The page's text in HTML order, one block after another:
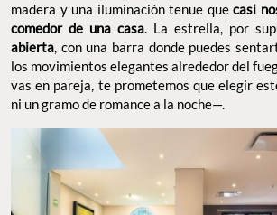
madera y una iluminación tenue quecasi
comedor de una casa. La estrella, por
abierta, con una barra donde puedes
los movimientos elegantes alrededor del
vas en pareja, te prometemos que elegir
ni un gramo de romance a la noche—.